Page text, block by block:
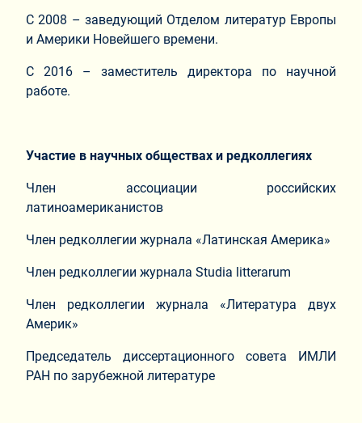
С 2008 – заведующий Отделом литератур Европы
и Америки Новейшего времени.
С 2016 – заместитель директора по научной
работе.
Участие в научных обществах и редколлегиях
Член ассоциации российских
латиноамериканистов
Член редколлегии журнала «Латинская Америка»
Член редколлегии журнала Studia litterarum
Член редколлегии журнала «Литература двух
Америк»
Председатель диссертационного совета ИМЛИ
РАН по зарубежной литературе